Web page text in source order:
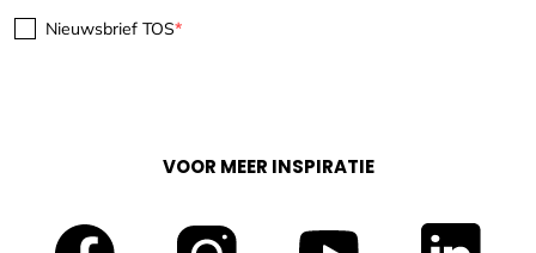
Nieuwsbrief TOS
VOOR MEER INSPIRATIE